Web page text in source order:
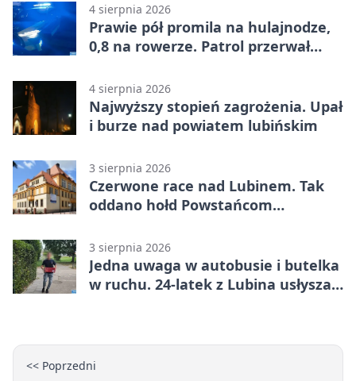
4 sierpnia 2026
Prawie pół promila na hulajnodze,
0,8 na rowerze. Patrol przerwał
4 sierpnia 2026
Najwyższy stopień zagrożenia. Upał
i burze nad powiatem lubińskim
3 sierpnia 2026
Czerwone race nad Lubinem. Tak
oddano hołd Powstańcom
3 sierpnia 2026
Jedna uwaga w autobusie i butelka
w ruchu. 24-latek z Lubina usłyszał
<< Poprzedni